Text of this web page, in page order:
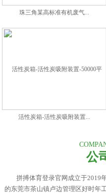
珠三角某高标准有机废气...
活性炭箱-活性炭吸附装置...
公
拼搏体育登录官网成立于2019
的东莞市茶山镇卢边管理区好时年